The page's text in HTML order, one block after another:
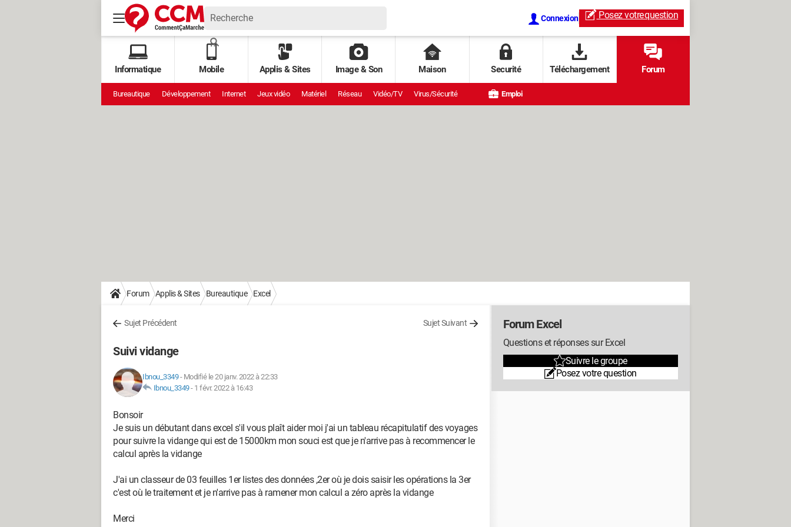
Connexion Posez votrequestion
Informatique Mobile Applis & Sites Image & Son Maison Securité Téléchargement Forum
Bureautique Développement Internet Jeux vidéo Matériel Réseau Vidéo/TV Virus/Sécurité Emploi
Forum Applis & Sites Bureautique Excel
Sujet Précédent Sujet Suivant
Suivi vidange
Ibnou_3349- Modifié le 20 janv. 2022 à 22:33
Ibnou_3349- 1 févr. 2022 à 16:43
Bonsoir
Je suis un débutant dans excel s'il vous plaît aider moi j'ai un tableau récapitulatif des voyages
pour suivre la vidange qui est de 15000km mon souci est que je n'arrive pas à recommencer le
calcul après la vidange
J'ai un classeur de 03 feuilles 1er listes des données ,2er où je dois saisir les opérations la 3er
c'est où le traitement et je n'arrive pas à ramener mon calcul a zéro après la vidange
Merci
Forum Excel
Questions et réponses sur Excel
Suivre le groupe
Posez votre question